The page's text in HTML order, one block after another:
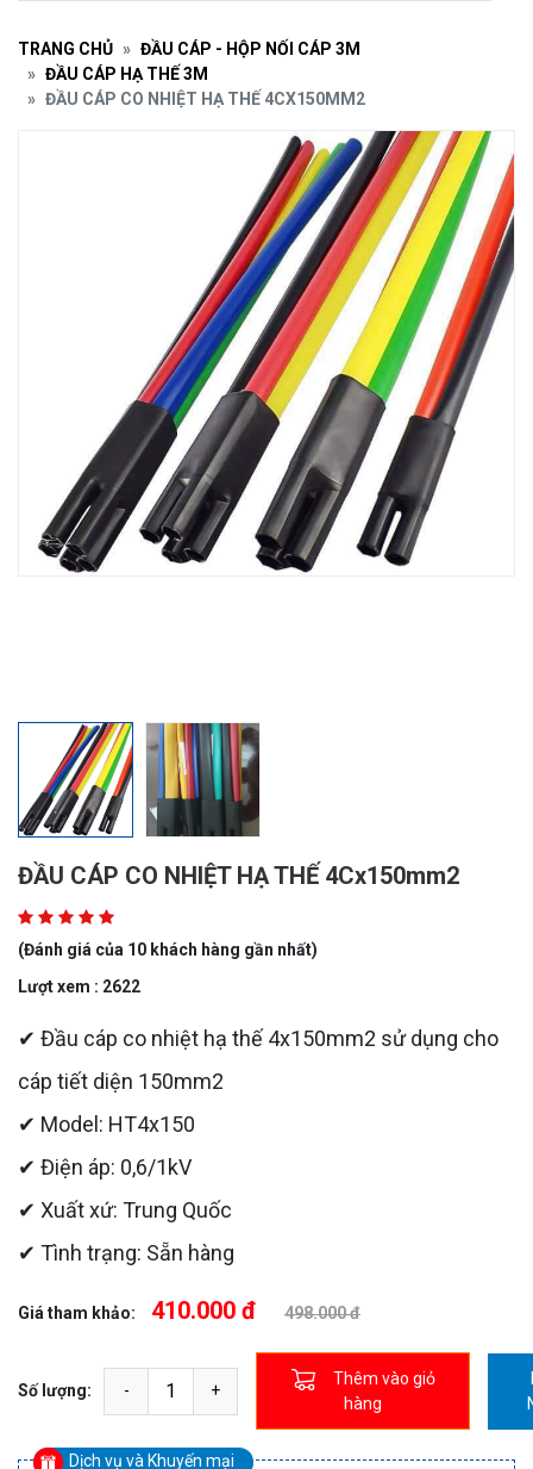
TRANG CHỦ
ĐẦU CÁP - HỘP NỐI CÁP 3M
ĐẦU CÁP HẠ THẾ 3M
ĐẦU CÁP CO NHIỆT HẠ THẾ 4CX150MM2
ĐẦU CÁP CO NHIỆT HẠ THẾ 4Cx150mm2
(Đánh giá của 10 khách hàng gần nhất)
Lượt xem : 2622
✔ Đầu cáp co nhiệt hạ thế 4x150mm2 sử dụng cho
cáp tiết diện 150mm2
✔ Model: HT4x150
✔ Điện áp: 0,6/1kV
✔ Xuất xứ: Trung Quốc
✔ Tình trạng: Sẵn hàng
Giá tham khảo: 410.000 đ 498.000 đ
Số lượng:
Thêm vào giỏ
hàng
Dịch vụ và Khuyến mại